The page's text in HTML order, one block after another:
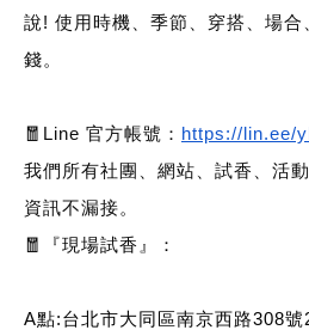
說! 使用時機、季節、穿搭、場合
錢。
🧧Line 官方帳號： https://lin.ee/
我們所有社團、網站、試香、活
資訊不漏接。
🧧
『現場試香』：
A點:台北市大同區南京西路308號